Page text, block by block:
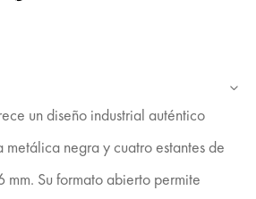
un diseño industrial auténtico
metálica negra y cuatro estantes de
Su formato abierto permite